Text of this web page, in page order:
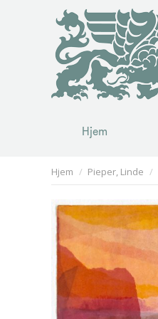
Hjem
You are here:
Hjem Pieper, Linde
Hjem